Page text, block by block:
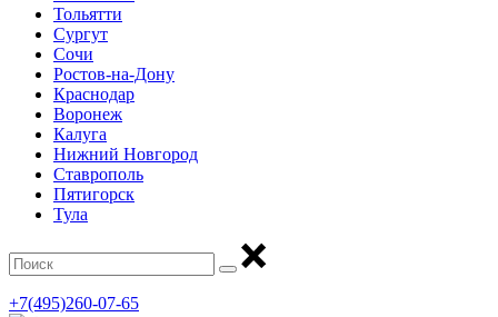
Тольятти
Сургут
Сочи
Ростов-на-Дону
Краснодар
Воронеж
Калуга
Нижний Новгород
Ставрополь
Пятигорск
Тула
+7(495)260-07-65